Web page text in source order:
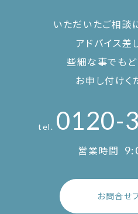
いただいたご相談
アドバイス差
些細な事でも
お申し付けく
tel. 0120-
営業時間
お問合せ